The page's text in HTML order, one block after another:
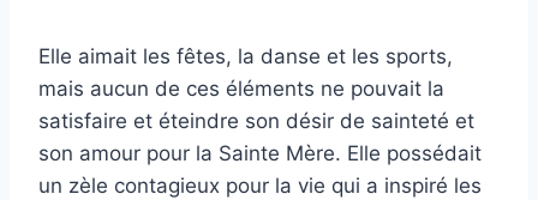
Elle aimait les fêtes, la danse et les sports,
mais aucun de ces éléments ne pouvait la
satisfaire et éteindre son désir de sainteté et
son amour pour la Sainte Mère. Elle possédait
un zèle contagieux pour la vie qui a inspiré les